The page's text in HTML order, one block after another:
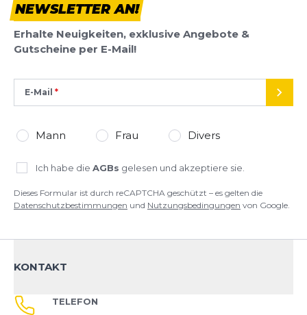
DatenschutzbestimmungenundNutzungsbedingungenvon
Google.
NEWSLETTER AN!
Erhalte Neuigkeiten, exklusive Angebote &
Gutscheine per E-Mail!
E-Mail
Mann Frau Divers
Ich habe die AGBs gelesen und akzeptiere sie.
Dieses Formular ist durch reCAPTCHA geschützt – es gelten die
Datenschutzbestimmungen und Nutzungsbedingungen von Google.
KONTAKT
TELEFON